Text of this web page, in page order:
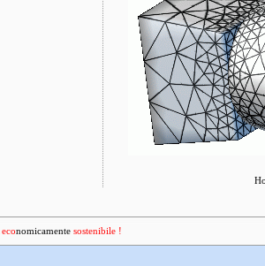
economicamente sostenibile !